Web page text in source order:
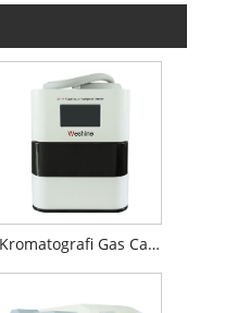
Kromatografi Gas Cairan